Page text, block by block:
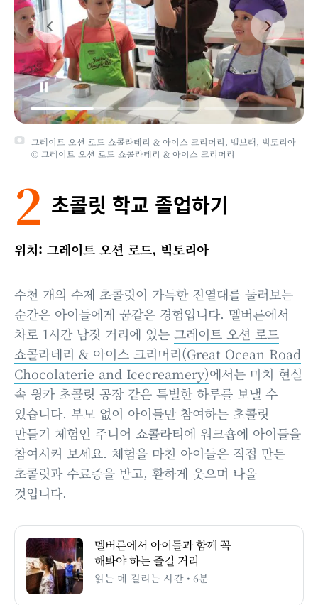
그레이트 오션 로드 쇼콜라테리 & 아이스 크리머리, 벨브래, 빅토리아
© 그레이트 오션 로드 쇼콜라테리 & 아이스 크리머리
2 초콜릿 학교 졸업하기
위치: 그레이트 오션 로드, 빅토리아
수천 개의 수제 초콜릿이 가득한 진열대를 둘러보는
순간은 아이들에게 꿈같은 경험입니다. 멜버른에서
차로 1시간 남짓 거리에 있는 그레이트 오션 로드
쇼콜라테리 & 아이스 크리머리(Great Ocean Road
Chocolaterie and Icecreamery)에서는 마치 현실
속 윙카 초콜릿 공장 같은 특별한 하루를 보낼 수
있습니다. 부모 없이 아이들만 참여하는 초콜릿
만들기 체험인 주니어 쇼콜라티에 워크숍에 아이들을
참여시켜 보세요. 체험을 마친 아이들은 직접 만든
초콜릿과 수료증을 받고, 환하게 웃으며 나올
것입니다.
멜버른에서 아이들과 함께 꼭
해봐야 하는 즐길 거리
읽는 데 걸리는 시간 • 6분